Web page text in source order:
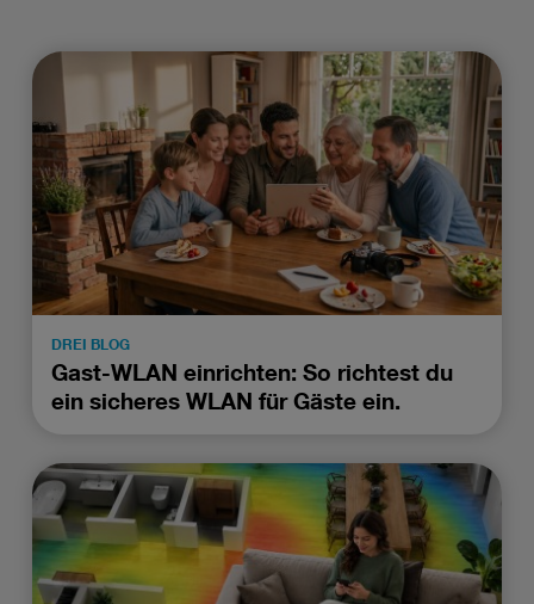
DREI BLOG
Gast-WLAN einrichten: So richtest du
ein sicheres WLAN für Gäste ein.